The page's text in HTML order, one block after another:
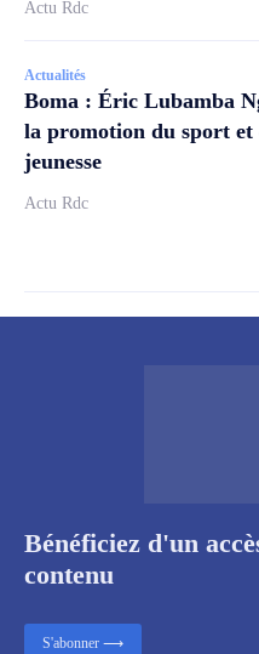
Actu Rdc
Actualités
Boma : Éric Lubamba
la promotion du sport et
jeunesse
Actu Rdc
Bénéficiez d'un
contenu
S'abonner ⟶